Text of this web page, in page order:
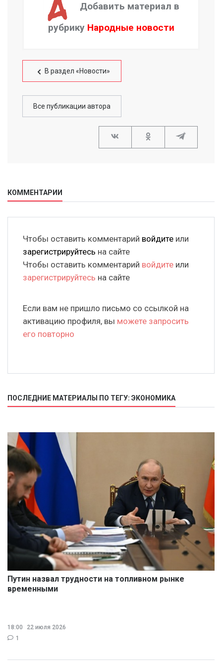
Добавить материал в
рубрику Народные новости
В раздел «Новости»
Все публикации автора
КОММЕНТАРИИ
Чтобы оставить комментарий войдите или
зарегистрируйтесь на сайте
Чтобы оставить комментарий войдите или
зарегистрируйтесь на сайте
Если вам не пришло письмо со ссылкой на
активацию профиля, вы можете запросить
его повторно
ПОСЛЕДНИЕ МАТЕРИАЛЫ ПО ТЕГУ: ЭКОНОМИКА
Путин назвал трудности на топливном рынке
временными
18:00
22 июля 2026
1